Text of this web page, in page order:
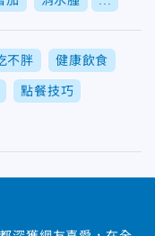
不胖 健康飲食
點餐技巧